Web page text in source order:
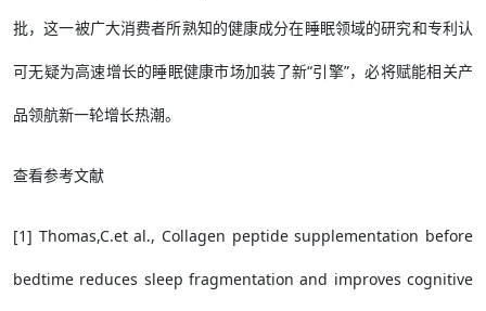
批，这一被广大消费者所熟知的健康成分在睡眠领域的研究和专利认
可无疑为高速增长的睡眠健康市场加装了新“引擎”，必将赋能相关产
品领航新一轮增长热潮。
查看参考文献
[1] Thomas,C.et al., Collagen peptide supplementation before
bedtime reduces sleep fragmentation and improves cognitive